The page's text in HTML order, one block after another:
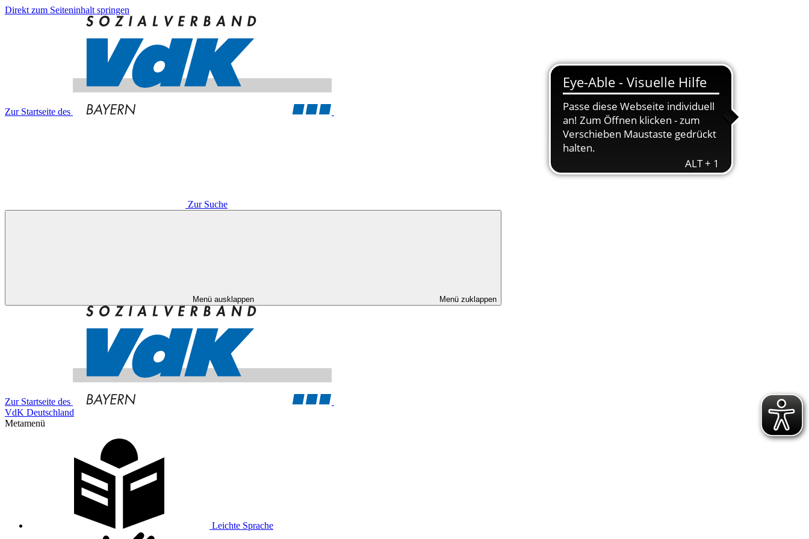
Direkt zum Seiteninhalt springen
Zur Startseite des
Zur Suche
Menü ausklappen Menü zuklappen
Zur Startseite des
VdK Deutschland
Metamenü
Leichte Sprache